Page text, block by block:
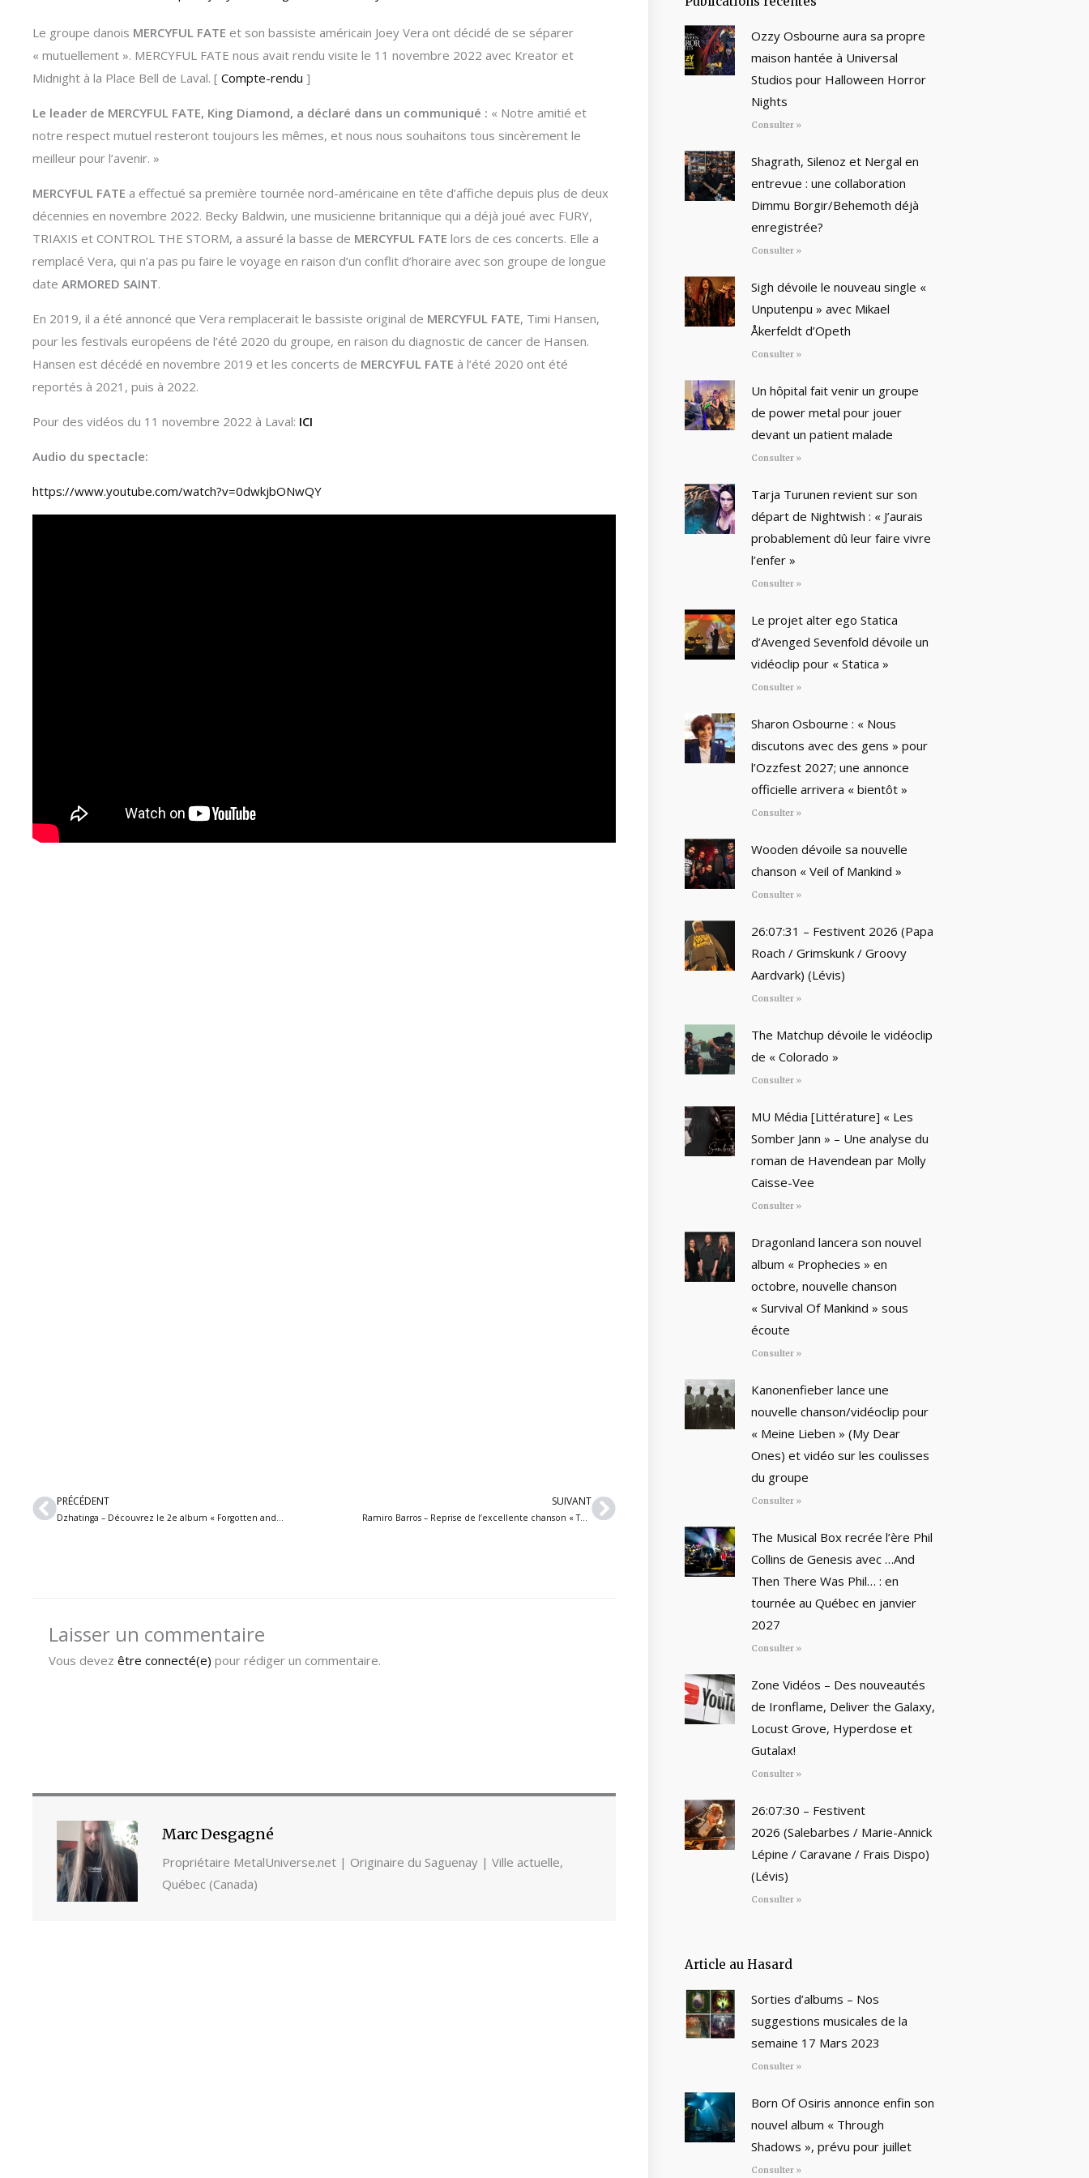
Le groupe danois MERCYFUL FATE et son bassiste américain Joey Vera ont décidé de se séparer
« mutuellement ». MERCYFUL FATE nous avait rendu visite le 11 novembre 2022 avec Kreator et
Midnight à la Place Bell de Laval. [ Compte-rendu ]
Le leader de MERCYFUL FATE, King Diamond, a déclaré dans un communiqué : « Notre amitié et
notre respect mutuel resteront toujours les mêmes, et nous nous souhaitons tous sincèrement le
meilleur pour l’avenir. »
MERCYFUL FATE a effectué sa première tournée nord-américaine en tête d’affiche depuis plus de deux
décennies en novembre 2022. Becky Baldwin, une musicienne britannique qui a déjà joué avec FURY,
TRIAXIS et CONTROL THE STORM, a assuré la basse de MERCYFUL FATE lors de ces concerts. Elle a
remplacé Vera, qui n’a pas pu faire le voyage en raison d’un conflit d’horaire avec son groupe de longue
date ARMORED SAINT.
En 2019, il a été annoncé que Vera remplacerait le bassiste original de MERCYFUL FATE, Timi Hansen,
pour les festivals européens de l’été 2020 du groupe, en raison du diagnostic de cancer de Hansen.
Hansen est décédé en novembre 2019 et les concerts de MERCYFUL FATE à l’été 2020 ont été
reportés à 2021, puis à 2022.
Pour des vidéos du 11 novembre 2022 à Laval: ICI
Audio du spectacle:
https://www.youtube.com/watch?v=0dwkjbONwQY
Précédent
PRÉCÉDENT
Dzhatinga – Découvrez le 2e album « Forgotten and Lost » du groupe black/death mélodique biélorusse
SUIVANT
Ramiro Barros – Reprise de l’excellente chanson « The Bard’s Song » de Blind Guardian à la guitare classique
Suivant
Laisser un commentaire
Vous devez être connecté(e) pour rédiger un commentaire.
Marc Desgagné
Propriétaire MetalUniverse.net | Originaire du Saguenay | Ville actuelle,
Québec (Canada)
Ozzy Osbourne aura sa propre
maison hantée à Universal
Studios pour Halloween Horror
Nights
Consulter »
Shagrath, Silenoz et Nergal en
entrevue : une collaboration
Dimmu Borgir/Behemoth déjà
enregistrée?
Consulter »
Sigh dévoile le nouveau single «
Unputenpu » avec Mikael
Åkerfeldt d’Opeth
Consulter »
Un hôpital fait venir un groupe
de power metal pour jouer
devant un patient malade
Consulter »
Tarja Turunen revient sur son
départ de Nightwish : « J’aurais
probablement dû leur faire vivre
l’enfer »
Consulter »
Le projet alter ego Statica
d’Avenged Sevenfold dévoile un
vidéoclip pour « Statica »
Consulter »
Sharon Osbourne : « Nous
discutons avec des gens » pour
l’Ozzfest 2027; une annonce
officielle arrivera « bientôt »
Consulter »
Wooden dévoile sa nouvelle
chanson « Veil of Mankind »
Consulter »
26:07:31 – Festivent 2026 (Papa
Roach / Grimskunk / Groovy
Aardvark) (Lévis)
Consulter »
The Matchup dévoile le vidéoclip
de « Colorado »
Consulter »
MU Média [Littérature] « Les
Somber Jann » – Une analyse du
roman de Havendean par Molly
Caisse-Vee
Consulter »
Dragonland lancera son nouvel
album « Prophecies » en
octobre, nouvelle chanson
« Survival Of Mankind » sous
écoute
Consulter »
Kanonenfieber lance une
nouvelle chanson/vidéoclip pour
« Meine Lieben » (My Dear
Ones) et vidéo sur les coulisses
du groupe
Consulter »
The Musical Box recrée l’ère Phil
Collins de Genesis avec …And
Then There Was Phil… : en
tournée au Québec en janvier
2027
Consulter »
Zone Vidéos – Des nouveautés
de Ironflame, Deliver the Galaxy,
Locust Grove, Hyperdose et
Gutalax!
Consulter »
26:07:30 – Festivent
2026 (Salebarbes / Marie-Annick
Lépine / Caravane / Frais Dispo)
(Lévis)
Consulter »
Article au Hasard
Sorties d’albums – Nos
suggestions musicales de la
semaine 17 Mars 2023
Consulter »
Born Of Osiris annonce enfin son
nouvel album « Through
Shadows », prévu pour juillet
Consulter »